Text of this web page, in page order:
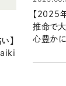
】
【2025
推命で大
心豊かに